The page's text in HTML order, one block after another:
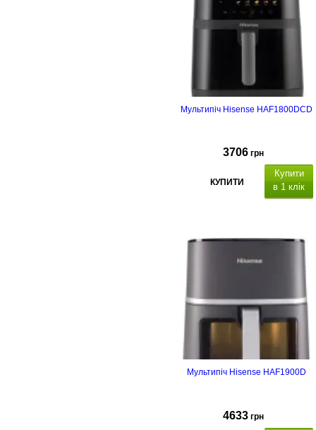
Мультипіч Hisense HAF1800DCD
3706 грн
КУПИТИ
Купити
в 1 клік
Мультипіч Hisense HAF1900D
4633 грн